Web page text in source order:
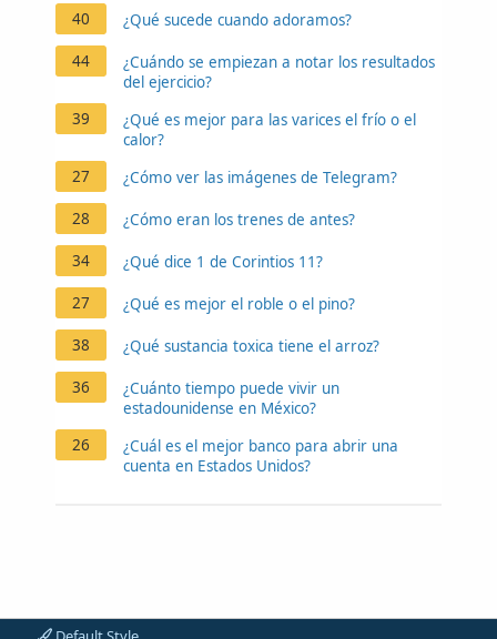
40 ¿Qué sucede cuando adoramos?
44
¿Cuándo se empiezan a notar los resultados
del ejercicio?
39
¿Qué es mejor para las varices el frío o el
calor?
27
¿Cómo ver las imágenes de Telegram?
28 ¿Cómo eran los trenes de antes?
34 ¿Qué dice 1 de Corintios 11?
27 ¿Qué es mejor el roble o el pino?
38 ¿Qué sustancia toxica tiene el arroz?
36
¿Cuánto tiempo puede vivir un
estadounidense en México?
26
¿Cuál es el mejor banco para abrir una
cuenta en Estados Unidos?